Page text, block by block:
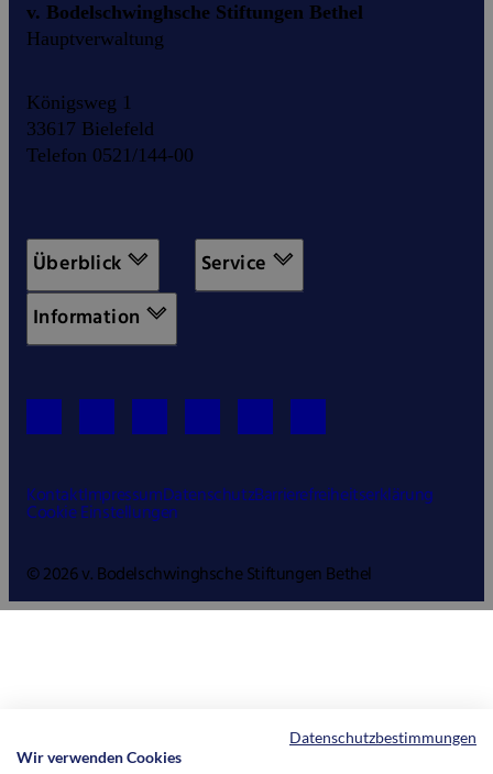
v. Bodelschwinghsche Stiftungen Bethel
Hauptverwaltung
Königsweg 1
33617 Bielefeld
Telefon 0521/144-00
Überblick
Service
Information
KontaktImpressumDatenschutzBarrierefreiheitserklärung
Cookie Einstellungen
© 2026 v. Bodelschwinghsche Stiftungen Bethel
Datenschutzbestimmungen
Wir verwenden Cookies